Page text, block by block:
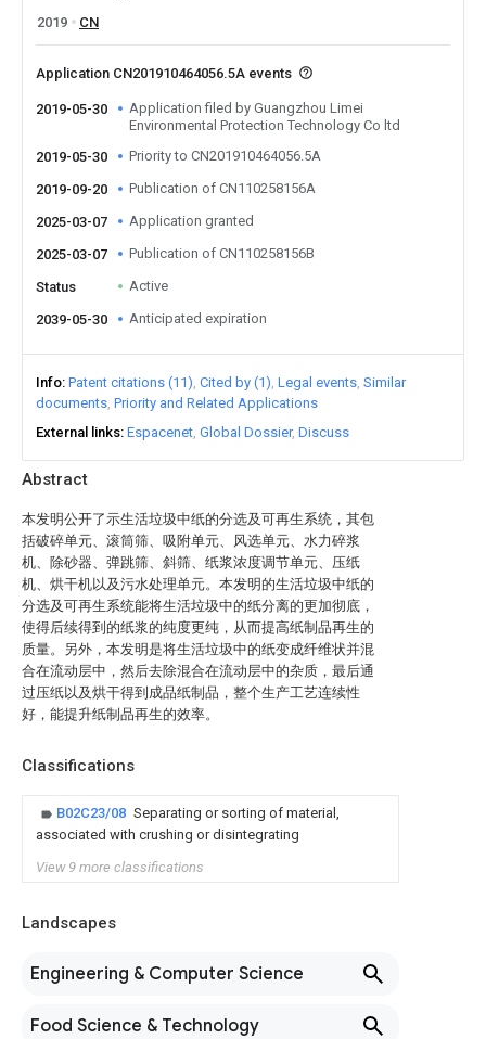
Abstract
本发明公开了示生活垃圾中纸的分选及可再生系统，其包
括破碎单元、滚筒筛、吸附单元、风选单元、水力碎浆
机、除砂器、弹跳筛、斜筛、纸浆浓度调节单元、压纸
机、烘干机以及污水处理单元。本发明的生活垃圾中纸的
分选及可再生系统能将生活垃圾中的纸分离的更加彻底，
使得后续得到的纸浆的纯度更纯，从而提高纸制品再生的
质量。另外，本发明是将生活垃圾中的纸变成纤维状并混
合在流动层中，然后去除混合在流动层中的杂质，最后通
过压纸以及烘干得到成品纸制品，整个生产工艺连续性
好，能提升纸制品再生的效率。
Classifications
B02C23/08 Separating or sorting of material,
associated with crushing or disintegrating
View 9 more classifications
Landscapes
Engineering & Computer Science
Food Science & Technology
2019
CN
Application CN201910464056.5A events
2019-05-30
Application filed by Guangzhou Limei
Environmental Protection Technology Co ltd
2019-05-30
Priority to CN201910464056.5A
2019-09-20 Publication of CN110258156A
2025-03-07 Application granted
2025-03-07 Publication of CN110258156B
Status Active
2039-05-30 Anticipated expiration
Info Patent citations (11) Cited by (1) Legal events Similar
documents Priority and Related Applications
External links Espacenet Global Dossier Discuss